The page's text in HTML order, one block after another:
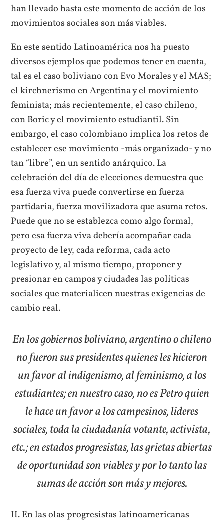
han llevado hasta este momento de acción de los
movimientos sociales son más viables.
En este sentido Latinoamérica nos ha puesto
diversos ejemplos que podemos tener en cuenta,
tal es el caso boliviano con Evo Morales y el MAS;
el kirchnerismo en Argentina y el movimiento
feminista; más recientemente, el caso chileno,
con Boric y el movimiento estudiantil. Sin
embargo, el caso colombiano implica los retos de
establecer ese movimiento -más organizado- y no
tan “libre”, en un sentido anárquico. La
celebración del día de elecciones demuestra que
esa fuerza viva puede convertirse en fuerza
partidaria, fuerza movilizadora que asuma retos.
Puede que no se establezca como algo formal,
pero esa fuerza viva debería acompañar cada
proyecto de ley, cada reforma, cada acto
legislativo y, al mismo tiempo, proponer y
presionar en campos y ciudades las políticas
sociales que materialicen nuestras exigencias de
cambio real.
En los gobiernos boliviano, argentino o chileno
no fueron sus presidentes quienes les hicieron
un favor al indigenismo, al feminismo, a los
estudiantes; en nuestro caso, no es Petro quien
le hace un favor a los campesinos, lideres
sociales, toda la ciudadanía votante, activista,
etc.; en estados progresistas, las grietas abiertas
de oportunidad son viables y por lo tanto las
sumas de acción son más y mejores.
II. En las olas progresistas latinoamericanas